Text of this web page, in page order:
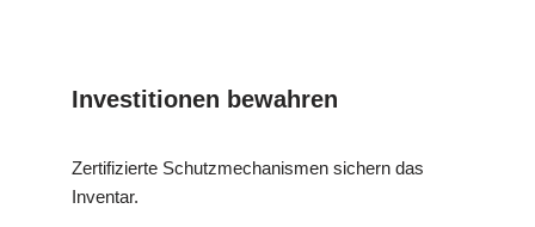
Investitionen bewahren
Zertifizierte Schutzmechanismen sichern das
Inventar.